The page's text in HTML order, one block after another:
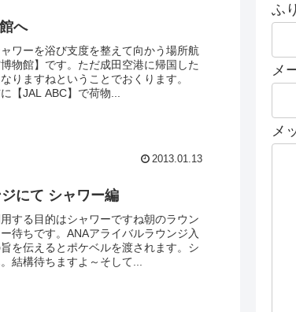
へ
ワーを浴び支度を整えて向かう場所航
物館】です。ただ成田空港に帰国した
りますねということでおくります。
【JAL ABC】で荷物...
2013.01.13
にて シャワー編
する目的はシャワーですね朝のラウン
待ちです。ANAアライバルラウンジ入
を伝えるとポケベルを渡されます。シ
結構待ちますよ～そして...
ふ
メ
メ